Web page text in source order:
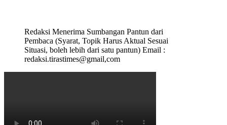
Redaksi Menerima Sumbangan Pantun dari
Pembaca (Syarat, Topik Harus Aktual Sesuai
Situasi, boleh lebih dari satu pantun) Email :
redaksi.tirastimes@gmail,com